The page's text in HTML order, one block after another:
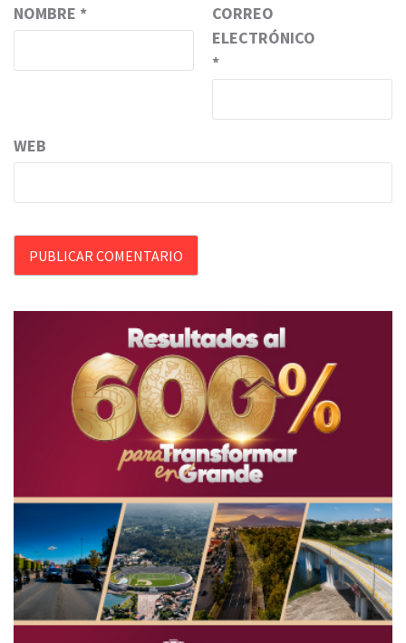
NOMBRE *
CORREO
ELECTRÓNICO
*
WEB